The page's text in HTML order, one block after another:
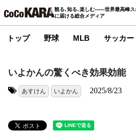
観る､知る､楽しむ――世界最高峰ス
に届ける総合メディア
トップ 野球 MLB サッカー
いよかんの驚くべき効果効能
あすけん いよかん 2025/8/23